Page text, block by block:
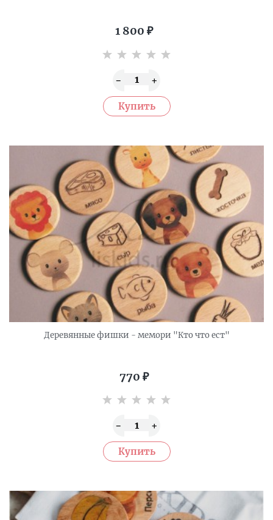
1 800 ₽
Деревянные фишки - мемори "Кто что ест"
770 ₽